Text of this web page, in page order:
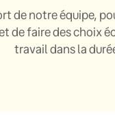
de notre équipe,
de faire des choix
travail dans la